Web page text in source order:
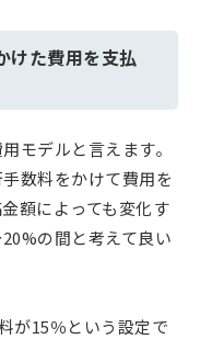
けた費用を支払
モデルと言えます。
数料をかけて費用を
額によっても変化す
の間と考えて良い
が15％という設定で